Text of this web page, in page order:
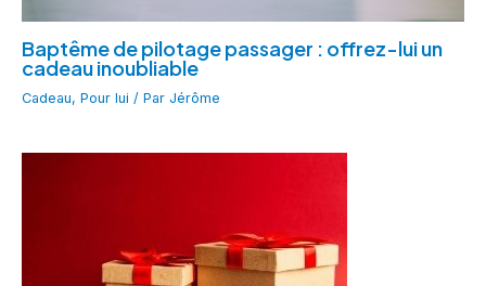
Baptême de pilotage passager : offrez-lui un
cadeau inoubliable
Cadeau, Pour lui / Par Jérôme